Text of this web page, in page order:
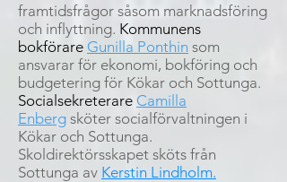
framtidsfrågor såsom marknadsföring
och inflyttning. Kommunens
bokförare Gunilla Ponthin som
ansvarar för ekonomi, bokföring och
budgetering för Kökar och Sottunga.
Socialsekreterare Camilla
Enberg sköter socialförvaltningen i
Kökar och Sottunga.
Skoldirektörsskapet sköts från
Sottunga av Kerstin Lindholm.